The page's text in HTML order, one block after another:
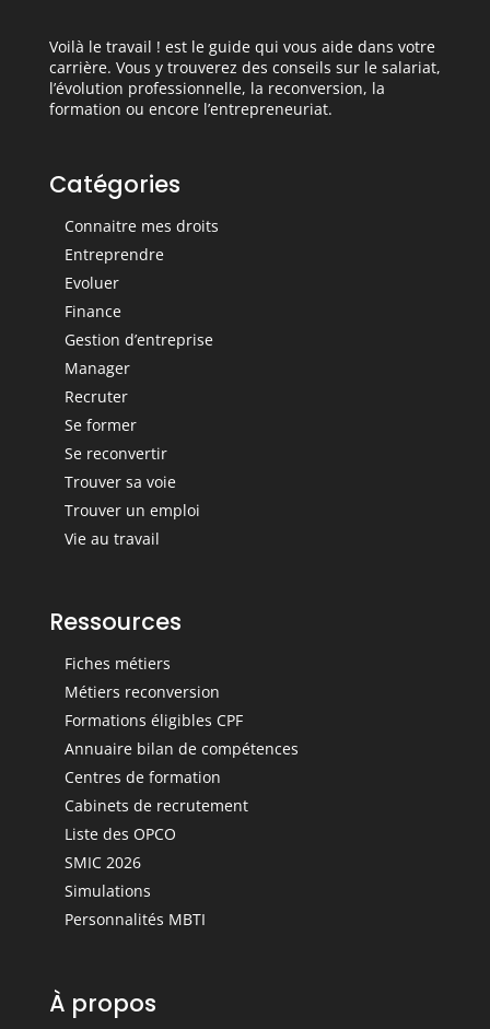
Voilà le travail ! est le guide qui vous aide dans votre
carrière. Vous y trouverez des conseils sur le salariat,
l’évolution professionnelle, la reconversion, la
formation ou encore l’entrepreneuriat.
Catégories
Connaitre mes droits
Entreprendre
Evoluer
Finance
Gestion d’entreprise
Manager
Recruter
Se former
Se reconvertir
Trouver sa voie
Trouver un emploi
Vie au travail
Ressources
Fiches métiers
Métiers reconversion
Formations éligibles CPF
Annuaire bilan de compétences
Centres de formation
Cabinets de recrutement
Liste des OPCO
SMIC 2026
Simulations
Personnalités MBTI
À propos